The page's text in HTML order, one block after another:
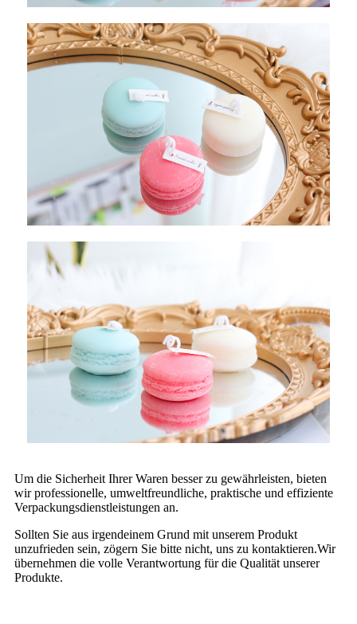
Um die Sicherheit Ihrer Waren besser zu gewährleisten, bieten
wir professionelle, umweltfreundliche, praktische und effiziente
Verpackungsdienstleistungen an.
Sollten Sie aus irgendeinem Grund mit unserem Produkt
unzufrieden sein, zögern Sie bitte nicht, uns zu kontaktieren.Wir
übernehmen die volle Verantwortung für die Qualität unserer
Produkte.